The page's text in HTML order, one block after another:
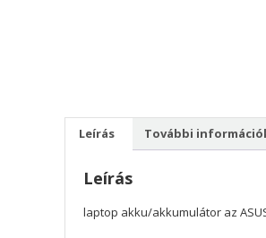
Leírás További
Leírás
laptop akku/akkumulátor az